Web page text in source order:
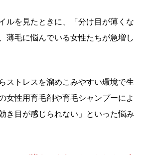
ルを見たときに、「分け目が薄くな
薄毛に悩んでいる女性たちが急増し
ストレスを溜めこみやすい環境で生
女性用育毛剤や育毛シャンプーによ
き目が感じられない」といった悩み